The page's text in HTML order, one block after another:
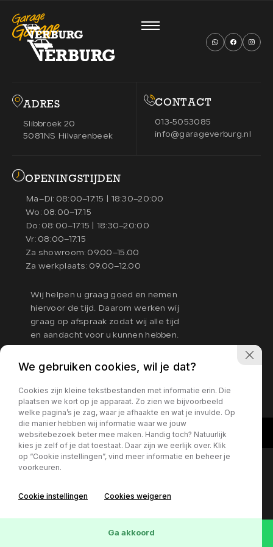
01.HOME
02.AANBOD
03.DIENSTEN
05.OVER ONS
VERKOCHT
07.CONTACT
ADRES
Slibbroek 20
5081NS Hilvarenbeek
CONTACT
013-5053085
info@garageverburg.nl
OPENINGSTIJDEN
Ma–Di: 08:00–17:15 | 18:30–20:00
Wo: 08:00–17:15
Do: 08:00–17:15 | 18:30–20:00
Vr: 08:00–17:15
Za showroom: 09.00–15.00
Za werkplaats: 09.00–12.00
Wij helpen u graag goed en nemen
hiervoor de tijd. Daarom werken wij
graag op afspraak zodat wij alle tijd
en aandacht voor u kunnen hebben.
Privacy policy
We gebruiken cookies, wil je dat?
Cookies zijn kleine tekstbestanden met informatie erin. Die
plaatsen we kort op je apparaat. Zo zien we bijvoorbeeld
welke pagina’s je zag, waar je afhaakte en wat je invulde. Op
die manier hebben wij informatie waar we jouw
websitebezoek beter mee maken. Handig toch? Natuurlijk
kies je zelf of je dat toestaat. Daar zijn we eerlijk over. Klik
op “Cookie instellingen”, vind meer informatie en beheer je
voorkeuren.
Cookie instellingen Cookies weigeren
Ga akkoord